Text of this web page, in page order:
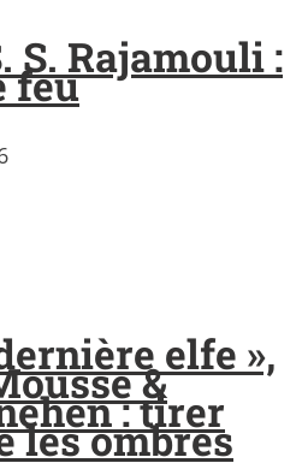
S. Rajamouli :
feu
elfe »,
&
: tirer
les ombres